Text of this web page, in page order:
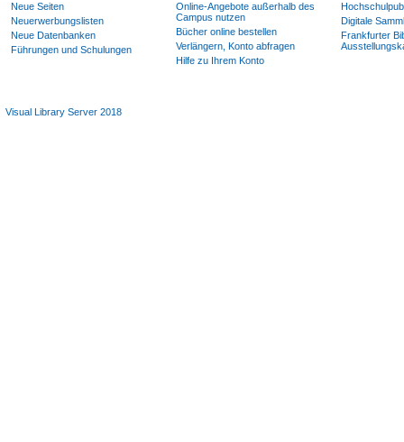
Neue Seiten
Neuerwerbungslisten
Neue Datenbanken
Führungen und Schulungen
Online-Angebote außerhalb des
Campus nutzen
Bücher online bestellen
Verlängern, Konto abfragen
Hilfe zu Ihrem Konto
Digitale
Frankfurter
Visual Library Server 2018